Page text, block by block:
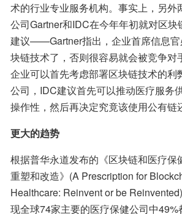
术的行业专业服务机构。事实上，另外
公司Gartner和IDC在今年年初就对区块
建议——Gartner指出，企业首席信息官
块链技术了，否则很容易就会被竞争对
企业可以首先考虑部署区块链技术的利
公司，IDC建议首先可以推动医疗服务
操作性，然后再决定究竟该使用公有链
更大的趋势
根据普华永道发布的《区块链和医疗保
重塑和改造》(A Prescription for
Healthcare: Reinvent or be
现全球74家主要的医疗保健公司中